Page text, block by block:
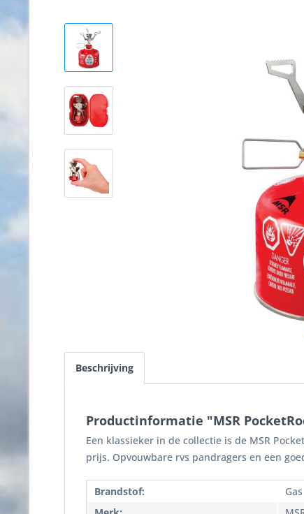
Beschrijving
Productinformatie "MSR
Een klassieker in de collectie is de MSR
prijs. Opvouwbare rvs pandragers en een
Brandstof:
Gas